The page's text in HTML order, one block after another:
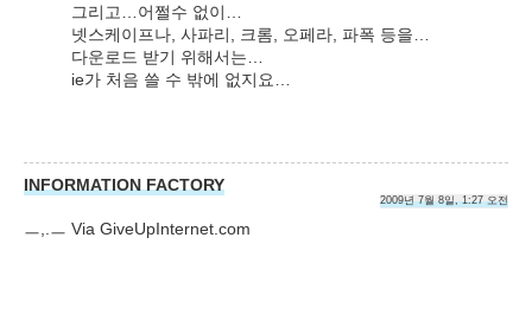
그리고…어쩔수 없이…
넷스케이프나, 사파리, 크롬, 오페라, 파폭 등을…
다운로드 받기 위해서는…
ie가 처음 쓸 수 밖에 없지요…
INFORMATION FACTORY
2009년 7월 8일, 1:27 오전
ㅡ,.ㅡ Via GiveUpInternet.com